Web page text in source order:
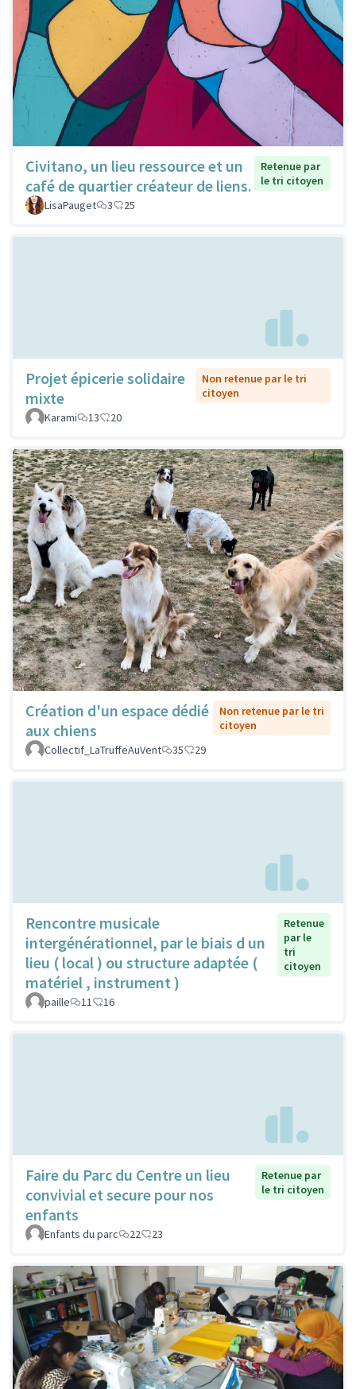
Civitano, un lieu ressource et un
café de quartier créateur de liens.
Retenue par
le tri citoyen
LisaPauget
3 25
Projet épicerie solidaire
mixte
Non retenue par le tri
citoyen
Karami
13 20
Création d'un espace dédié
aux chiens
Non retenue par le tri
citoyen
Collectif_LaTruffeAuVent
35 29
Rencontre musicale
intergénérationnel, par le biais d un
lieu ( local ) ou structure adaptée (
matériel , instrument )
Retenue
par le
tri
citoyen
paille 11 16
Faire du Parc du Centre un lieu
convivial et secure pour nos
enfants
Retenue par
le tri citoyen
Enfants du parc 22 23